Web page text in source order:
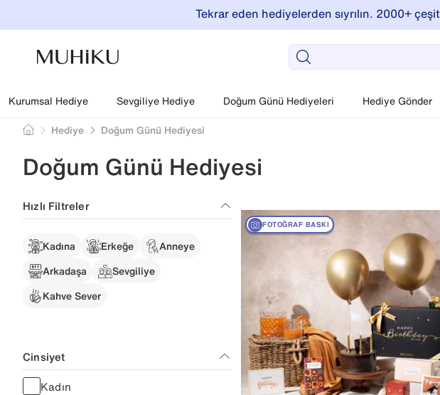
Tekrar eden hediyelerden sıyrılın. 2000+
Kurumsal Hediye Sevgiliye Hediye Doğum Günü Hediyeleri Hediye Gönder
Hediye
Doğum Günü Hediyesi
Doğum Günü Hediyesi
Hızlı Filtreler
Kadına Erkeğe
Anneye
Arkadaşa
Sevgiliye
Kahve Sever
Cinsiyet
Kadın
FOTOĞRAF BASKI